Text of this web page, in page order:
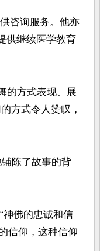
咨询服务。他亦
供继续医学教育
的方式表现、展
方式令人赞叹，
陈了故事的背
神佛的忠诚和信
信仰，这种信仰